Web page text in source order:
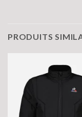
PRODUITS